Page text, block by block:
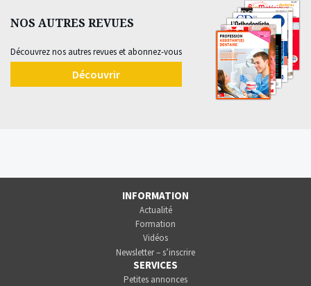
NOS AUTRES REVUES
Découvrez nos autres revues et abonnez-vous
Découvrir
INFORMATION
Actualité
Formation
Vidéos
Newsletter – s’inscrire
SERVICES
Petites annonces